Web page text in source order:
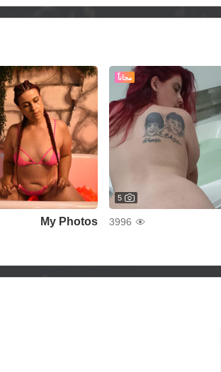
مجاناً
5
3996
My Photos